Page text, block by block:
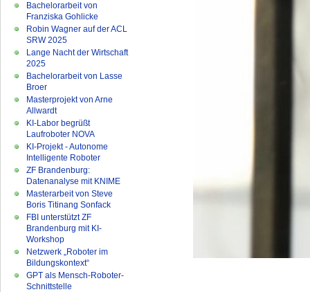
Bachelorarbeit von
Franziska Gohlicke
Robin Wagner auf der ACL
SRW 2025
Lange Nacht der Wirtschaft
2025
Bachelorarbeit von Lasse
Broer
Masterprojekt von Arne
Allwardt
KI-Labor begrüßt
Laufroboter NOVA
KI-Projekt - Autonome
Intelligente Roboter
ZF Brandenburg:
Datenanalyse mit KNIME
Masterarbeit von Steve
Boris Titinang Sonfack
FBI unterstützt ZF
Brandenburg mit KI-
Workshop
Netzwerk „Roboter im
Bildungskontext“
GPT als Mensch-Roboter-
Schnittstelle